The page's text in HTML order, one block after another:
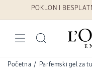
Preskoči na sadržaj
POKLON I
Početna / Parfemski gel za